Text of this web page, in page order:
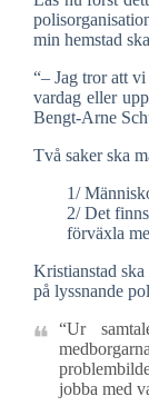
min hemstad
“– Jag tror att
vardag eller
Bengt-Arne
Två saker ska
1/
2/ Det
förväxla
Kristianstad ska
på lyssnande
“Ur
jobba med